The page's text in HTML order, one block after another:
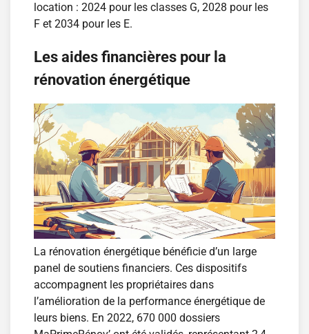
location : 2024 pour les classes G, 2028 pour les
F et 2034 pour les E.
Les aides financières pour la
rénovation énergétique
La rénovation énergétique bénéficie d’un large
panel de soutiens financiers. Ces dispositifs
accompagnent les propriétaires dans
l’amélioration de la performance énergétique de
leurs biens. En 2022, 670 000 dossiers